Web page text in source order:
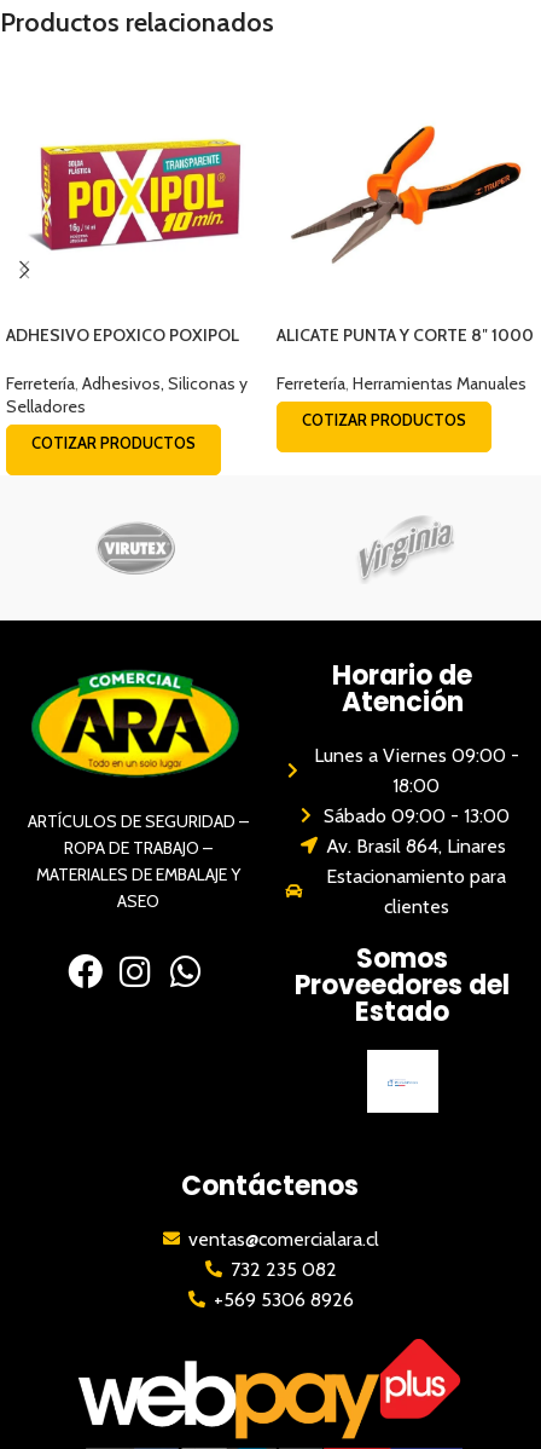
Productos relacionados
ADHESIVO EPOXICO POXIPOL
Ferretería Adhesivos, Siliconas y
Selladores
COTIZAR PRODUCTOS
ALICATE PUNTA Y CORTE 8″ 1000
Ferretería Herramientas Manuales
COTIZAR PRODUCTOS
ARTÍCULOS DE SEGURIDAD –
ROPA DE TRABAJO –
MATERIALES DE EMBALAJE Y
ASEO
Horario de
Atención
Lunes a Viernes 09:00 -
18:00
Sábado 09:00 - 13:00
Av. Brasil 864, Linares
Estacionamiento para
clientes
Somos
Proveedores del
Estado
Contáctenos
ventas@comercialara.cl
732 235 082
+569 5306 8926